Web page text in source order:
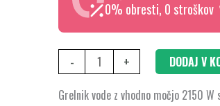
0% obresti, 0 stroškov
- +
DODAJ V
Grelnik vode z vhodno močjo 2150